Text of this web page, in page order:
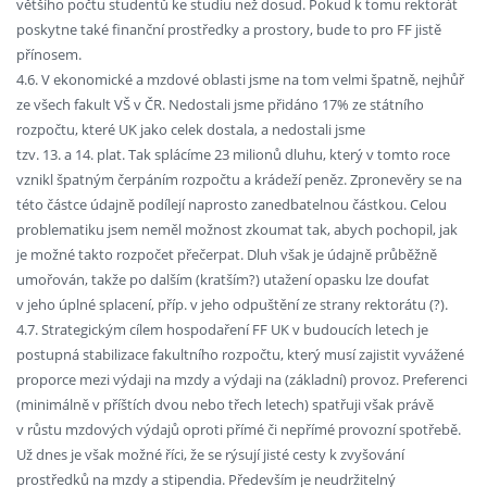
poskytne také finanční prostředky a prostory, bude to pro FF jistě
přínosem.
4.6. V ekonomické a mzdové oblasti jsme na tom velmi špatně, nejhůř
ze všech fakult VŠ v ČR. Nedostali jsme přidáno 17% ze státního
rozpočtu, které UK jako celek dostala, a nedostali jsme
tzv. 13. a 14. plat. Tak splácíme 23 milionů dluhu, který v tomto roce
vznikl špatným čerpáním rozpočtu a krádeží peněz. Zpronevěry se na
této částce údajně podílejí naprosto zanedbatelnou částkou. Celou
problematiku jsem neměl možnost zkoumat tak, abych pochopil, jak
je možné takto rozpočet přečerpat. Dluh však je údajně průběžně
umořován, takže po dalším (kratším?) utažení opasku lze doufat
v jeho úplné splacení, příp. v jeho odpuštění ze strany rektorátu (?).
4.7. Strategickým cílem hospodaření FF UK v budoucích letech je
postupná stabilizace fakultního rozpočtu, který musí zajistit vyvážené
proporce mezi výdaji na mzdy a výdaji na (základní) provoz. Preferenci
(minimálně v příštích dvou nebo třech letech) spatřuji však právě
v růstu mzdových výdajů oproti přímé či nepřímé provozní spotřebě.
Už dnes je však možné říci, že se rýsují jisté cesty k zvyšování
prostředků na mzdy a stipendia. Především je neudržitelný